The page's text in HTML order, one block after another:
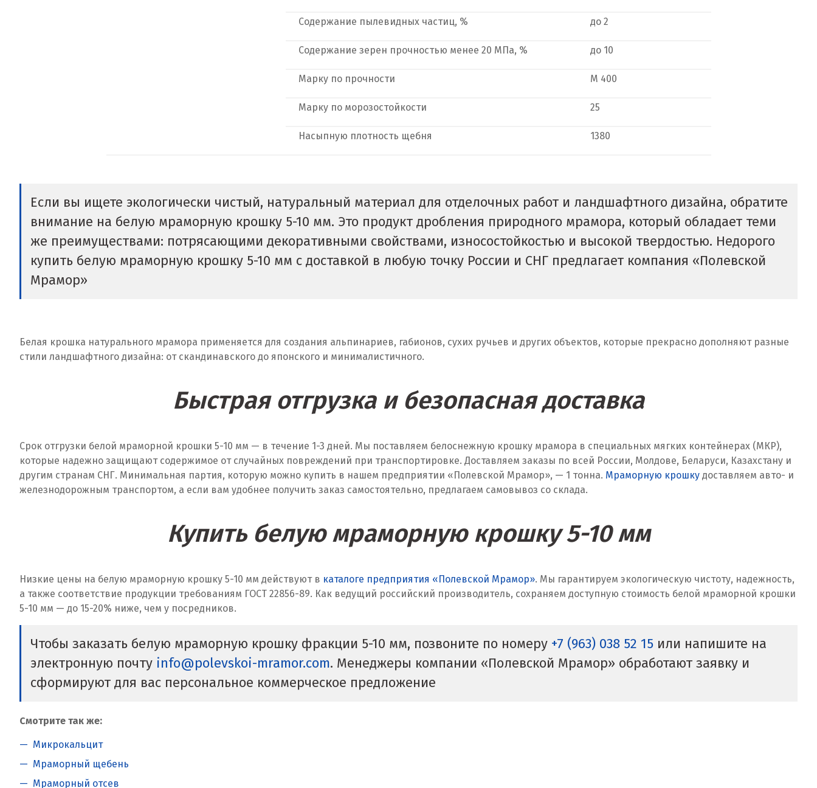
Содержание пылевидных частиц, % до 2
Содержание зерен прочностью менее 20 МПа, % до 10
Марку по прочности М 400
Марку по морозостойкости 25
Насыпную плотность щебня 1380
Если вы ищете экологически чистый, натуральный материал для отделочных работ и ландшафтного дизайна, обратите
внимание на белую мраморную крошку 5-10 мм. Это продукт дробления природного мрамора, который обладает теми
же преимуществами: потрясающими декоративными свойствами, износостойкостью и высокой твердостью. Недорого
купить белую мраморную крошку 5-10 мм с доставкой в любую точку России и СНГ предлагает компания «Полевской
Мрамор»
Белая крошка натурального мрамора применяется для создания альпинариев, габионов, сухих ручьев и других объектов, которые прекрасно дополняют разные
стили ландшафтного дизайна: от скандинавского до японского и минималистичного.
Быстрая отгрузка и безопасная доставка
Срок отгрузки белой мраморной крошки 5-10 мм — в течение 1-3 дней. Мы поставляем белоснежную крошку мрамора в специальных мягких контейнерах (МКР),
которые надежно защищают содержимое от случайных повреждений при транспортировке. Доставляем заказы по всей России, Молдове, Беларуси, Казахстану и
другим странам СНГ. Минимальная партия, которую можно купить в нашем предприятии «Полевской Мрамор», — 1 тонна. Мраморную крошку доставляем авто- и
железнодорожным транспортом, а если вам удобнее получить заказ самостоятельно, предлагаем самовывоз со склада.
Купить белую мраморную крошку 5-10 мм
Низкие цены на белую мраморную крошку 5-10 мм действуют в каталоге предприятия «Полевской Мрамор». Мы гарантируем экологическую чистоту, надежность,
а также соответствие продукции требованиям ГОСТ 22856-89. Как ведущий российский производитель, сохраняем доступную стоимость белой мраморной крошки
5-10 мм — до 15-20% ниже, чем у посредников.
Чтобы заказать белую мраморную крошку фракции 5-10 мм, позвоните по номеру +7 (963) 038 52 15 или напишите на
электронную почту info@polevskoi-mramor.com. Менеджеры компании «Полевской Мрамор» обработают заявку и
сформируют для вас персональное коммерческое предложение
Смотрите так же:
Микрокальцит
Мраморный щебень
Мраморный отсев